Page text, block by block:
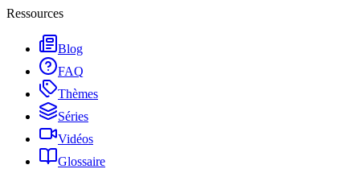
Ressources
Blog
FAQ
Thèmes
Séries
Vidéos
Glossaire